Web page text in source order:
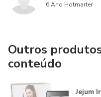
6 Ano Hotmarter
Outros
conteúdo
Jejum